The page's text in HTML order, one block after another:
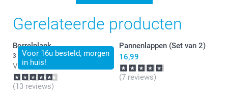
Gerelateerde producten
Voor 16u besteld, morgen
in huis!
Borrelplank
3 varianten
Vanaf 24,99
(13 reviews)
Pannenlappen (Set van 2)
16,99
(7 reviews)